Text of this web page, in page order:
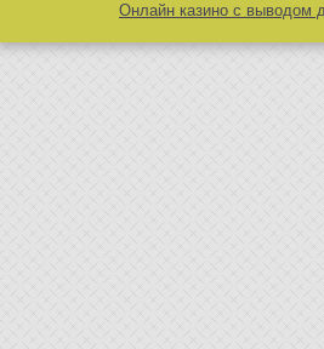
Онлайн казино с выводом